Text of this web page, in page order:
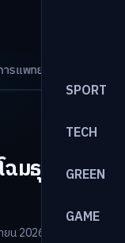
SPORT
TECH
GREEN
GAME
รู้/ดอกเบี้ยขาขึ้นรอบให
ฉมธุรกิจ
น 2026